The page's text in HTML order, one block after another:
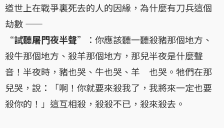
道世上在戰爭裏死去的人的因緣，為什麼有刀兵這個
劫數 ——
“試聽屠門夜半聲”：你應該聽一聽殺豬那個地方、
殺牛那個地方、殺羊那個地方，那兒半夜是什麼聲
音！半夜時，豬也哭、牛也哭、羊 也哭。牠們在那
兒哭，說：「啊！你就要來殺我了，我將來一定也要
殺你的！」這互相殺，殺殺不已，殺來殺去。